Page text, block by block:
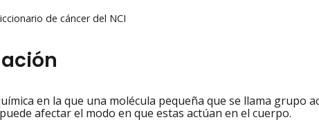
de cáncer del NCI
en la que una molécula pequeña que se llama grupo
afectar el modo en que estas actúan en el cuerpo.